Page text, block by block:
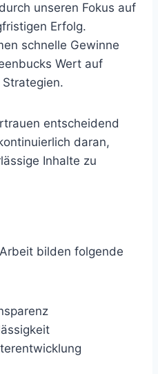
unseren Fokus auf
Erfolg.
schnelle Gewinne
Wert auf
entscheidend
daran,
Inhalte zu
bilden folgende